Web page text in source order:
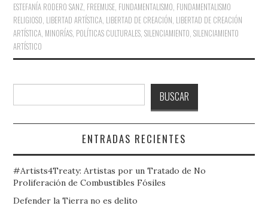
ESTEFANÍA RODERO SANZ FREEMUSE FUNDAMENTALISMO FUNDAMENTALISMO
RELIGIOSO LIBERTAD ARTÍSTICA LIBERTAD DE CREACIÓN LIBERTAD DE CREACIÓN
ARTÍSTICA MINORÍAS POLÍTICAS CULTURALES ,SILENCIAMIENTO ,SILENCIAMIENTO
ARTÍSTICO
BUSCAR
ENTRADAS RECIENTES
#Artists4Treaty: Artistas por un Tratado de No
Proliferación de Combustibles Fósiles
Defender la Tierra no es delito